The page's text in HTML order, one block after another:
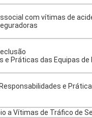
com vítimas de
e Práticas das Equipas
e
a Vítimas de Tráfico de